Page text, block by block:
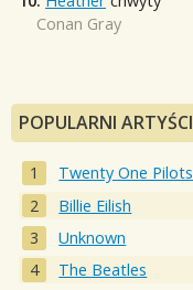
Conan Gray
POPULARNI ARTYŚCI
Twenty One Pilots
Billie Eilish
Unknown
The Beatles